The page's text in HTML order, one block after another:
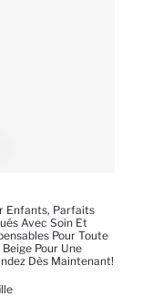
Enfants, Parfaits
Avec Soin Et
Pour Toute
Pour Une
Dès Maintenant!